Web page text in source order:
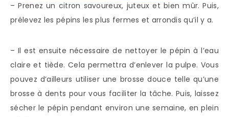
– Prenez un citron savoureux, juteux et bien mûr. Puis,
prélevez les pépins les plus fermes et arrondis qu’il y a.
– Il est ensuite nécessaire de nettoyer le pépin à l’eau
claire et tiède. Cela permettra d’enlever la pulpe. Vous
pouvez d’ailleurs utiliser une brosse douce telle qu’une
brosse à dents pour vous faciliter la tâche. Puis, laissez
sécher le pépin pendant environ une semaine, en plein